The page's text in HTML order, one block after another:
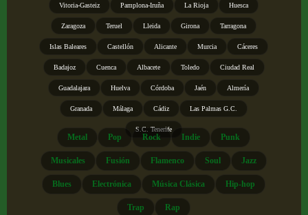
Vitoria-Gasteiz Pamplona-Iruña La Rioja Huesca
Zaragoza Teruel Lleida Girona Tarragona
Islas Baleares Castellón Alicante Murcia Cáceres
Badajoz Cuenca Albacete Toledo Ciudad Real
Guadalajara Huelva Córdoba Jaén Almería
Granada Málaga Cádiz Las Palmas G.C.
S.C. Tenerife
Metal Pop Rock Indie Punk
Musicales Fusión Flamenco Soul Jazz
Blues Electrónica Música Clásica Hip-hop
Trap Rap